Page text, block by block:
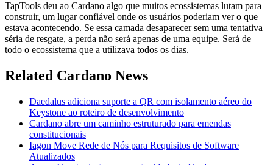
TapTools deu ao Cardano algo que muitos ecossistemas lutam para
construir, um lugar confiável onde os usuários poderiam ver o que
estava acontecendo. Se essa camada desaparecer sem uma tentativa
séria de resgate, a perda não será apenas de uma equipe. Será de
todo o ecossistema que a utilizava todos os dias.
Related Cardano News
Daedalus adiciona suporte a QR com isolamento aéreo do
Keystone ao roteiro de desenvolvimento
Cardano abre um caminho estruturado para emendas
constitucionais
Iagon Move Rede de Nós para Requisitos de Software
Atualizados